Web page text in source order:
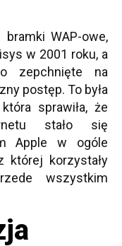
bramki WAP-owe,
w 2001 roku, a
zepchnięte na
postęp. To była
sprawiła, że
stało się
Apple w ogóle
której korzystały
wszystkim